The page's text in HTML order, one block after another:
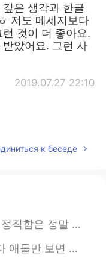
은 생각과 한글
저도 메세지보다
것이 더 좋아요.
았어요. 그런 사
2019.07.27 22:10
2019.07.27 22:05
к беседе
정직한 사람은 그저 팩트만 말하는 사람이 아니에요 ...
은 일 있었어? 아침에는 안 좋은 표정으로 계속 s...